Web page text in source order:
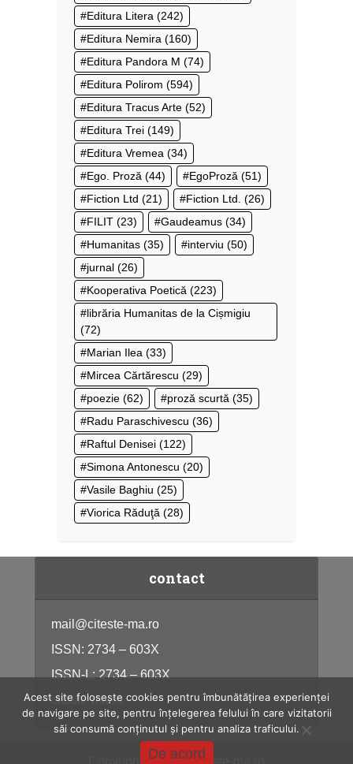
Editura Litera (242)
Editura Nemira (160)
Editura Pandora M (74)
Editura Polirom (594)
Editura Tracus Arte (52)
Editura Trei (149)
Editura Vremea (34)
Ego. Proză (44) EgoProză (51)
Fiction Ltd (21) Fiction Ltd. (26)
FILIT (23) Gaudeamus (34)
Humanitas (35) interviu (50)
jurnal (26)
Kooperativa Poetică (223)
librăria Humanitas de la Cișmigiu
(72)
Marian Ilea (33)
Mircea Cărtărescu (29)
poezie (62) proză scurtă (35)
Radu Paraschivescu (36)
Raftul Denisei (122)
Simona Antonescu (20)
Vasile Baghiu (25)
Viorica Răduţă (28)
contact
mail@citeste-ma.ro
ISSN: 2734 – 603X
ISSN-L: 2734 – 603X
citeste-ma.ro
Copyright © 2026, citeste-ma.ro
Acest site folosește cookies pentru îmbunătățirea experienței
de navigare pe site, pentru înțelegerea felului în care vizitatorii
săi consumă conținutul și pentru analiza traficului.
De acord